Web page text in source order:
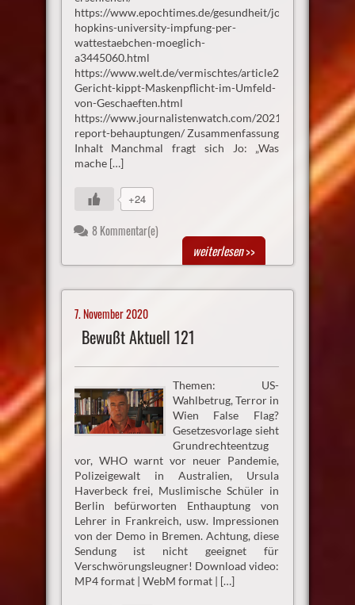
https://www.epochtimes.de/gesundheit/johns-
hopkins-university-impfung-per-
wattestaebchen-moeglich-
a3445060.html
https://www.welt.de/vermischtes/article226132189/
Gericht-kippt-Maskenpflicht-im-Umfeld-
von-Geschaeften.html
https://www.journalistenwatch.com/2021/02/09/neuer-
report-behauptungen/ Zusammenfassung
Inhalt Manchmal fragt sich Jo: „Was
mache […]
+24
8 Kommentar(e)
weiterlesen>>
7. November 2020
Bewußt Aktuell 121
Themen: US-
Wahlbetrug, Terror in
Wien False Flag?
Gesetzesvorlage sieht
Grundrechteentzug
vor, WHO warnt vor neuer Pandemie,
Polizeigewalt in Australien, Ursula
Haverbeck frei, Muslimische Schüler in
Berlin befürworten Enthauptung von
Lehrer in Frankreich, usw. Impressionen
von der Demo in Bremen. Achtung, diese
Sendung ist nicht geeignet für
Verschwörungsleugner! Download video:
MP4 format | WebM format | […]